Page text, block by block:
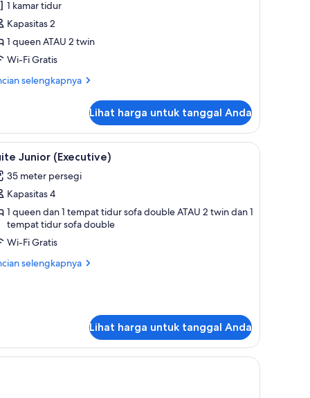
1 kamar tidur
Kapasitas 2
1 queen ATAU 2 twin
Wi-Fi Gratis
selengkapnya
Lihat harga untuk tanggal Anda
meja kerja, dan tirai kedap cahayaSuite Junior (Executive) | Seprai premium,
5 Junior (Executive)
35 meter persegi
Kapasitas 4
1 queen dan 1 tempat tidur sofa double ATAU 2 twin dan 1
tempat tidur sofa double
Wi-Fi Gratis
selengkapnya
Lihat harga untuk tanggal Anda